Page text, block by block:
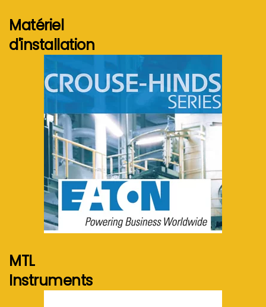
Matériel
d'installation
Voir plus...
MTL
Instruments